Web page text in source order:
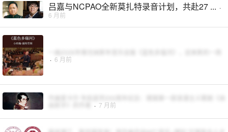
吕嘉与NCPAO全新莫扎特录音计划，共赴27 ... ·
6 月前
· 6 月前
· 7 月前